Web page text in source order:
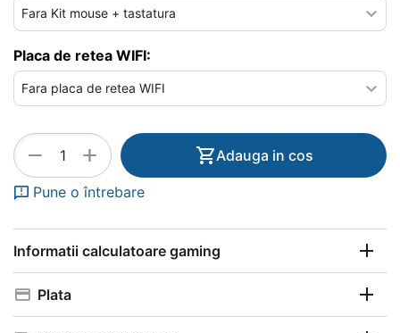
Placa de retea WIFI:
+
− Adauga in cos
Pune o întrebare
Informatii calculatoare gaming
Plata